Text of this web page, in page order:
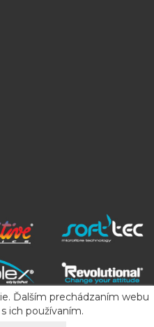
Ďalším prechádzaním webu
ich používaním.